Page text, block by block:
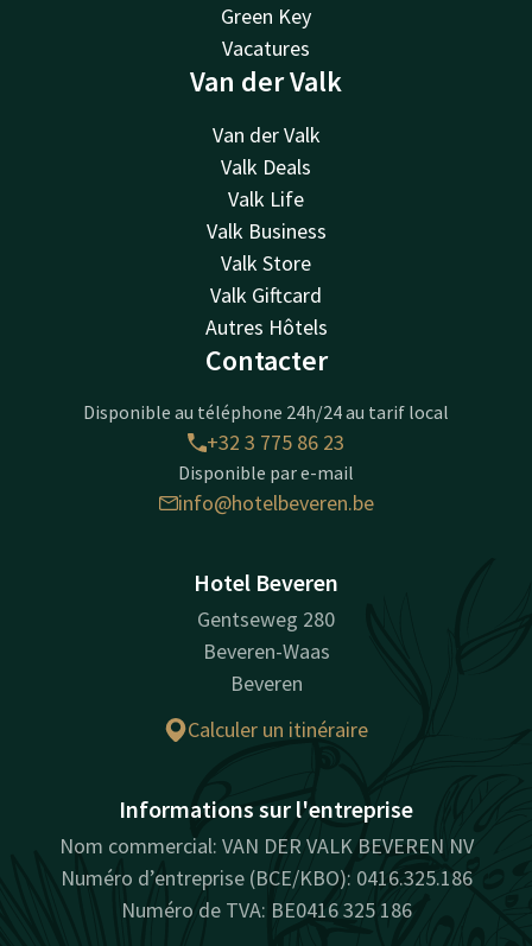
Green Key
Vacatures
Van der Valk
Van der Valk
Valk Deals
Valk Life
Valk Business
Valk Store
Valk Giftcard
Autres Hôtels
Contacter
Disponible au téléphone 24h/24 au tarif local
+32 3 775 86 23
Disponible par e-mail
info@hotelbeveren.be
Hotel Beveren
Gentseweg 280
Beveren-Waas
Beveren
Calculer un itinéraire
Informations sur l'entreprise
Nom commercial: VAN DER VALK BEVEREN NV
Numéro d’entreprise (BCE/KBO): 0416.325.186
Numéro de TVA: BE0416 325 186